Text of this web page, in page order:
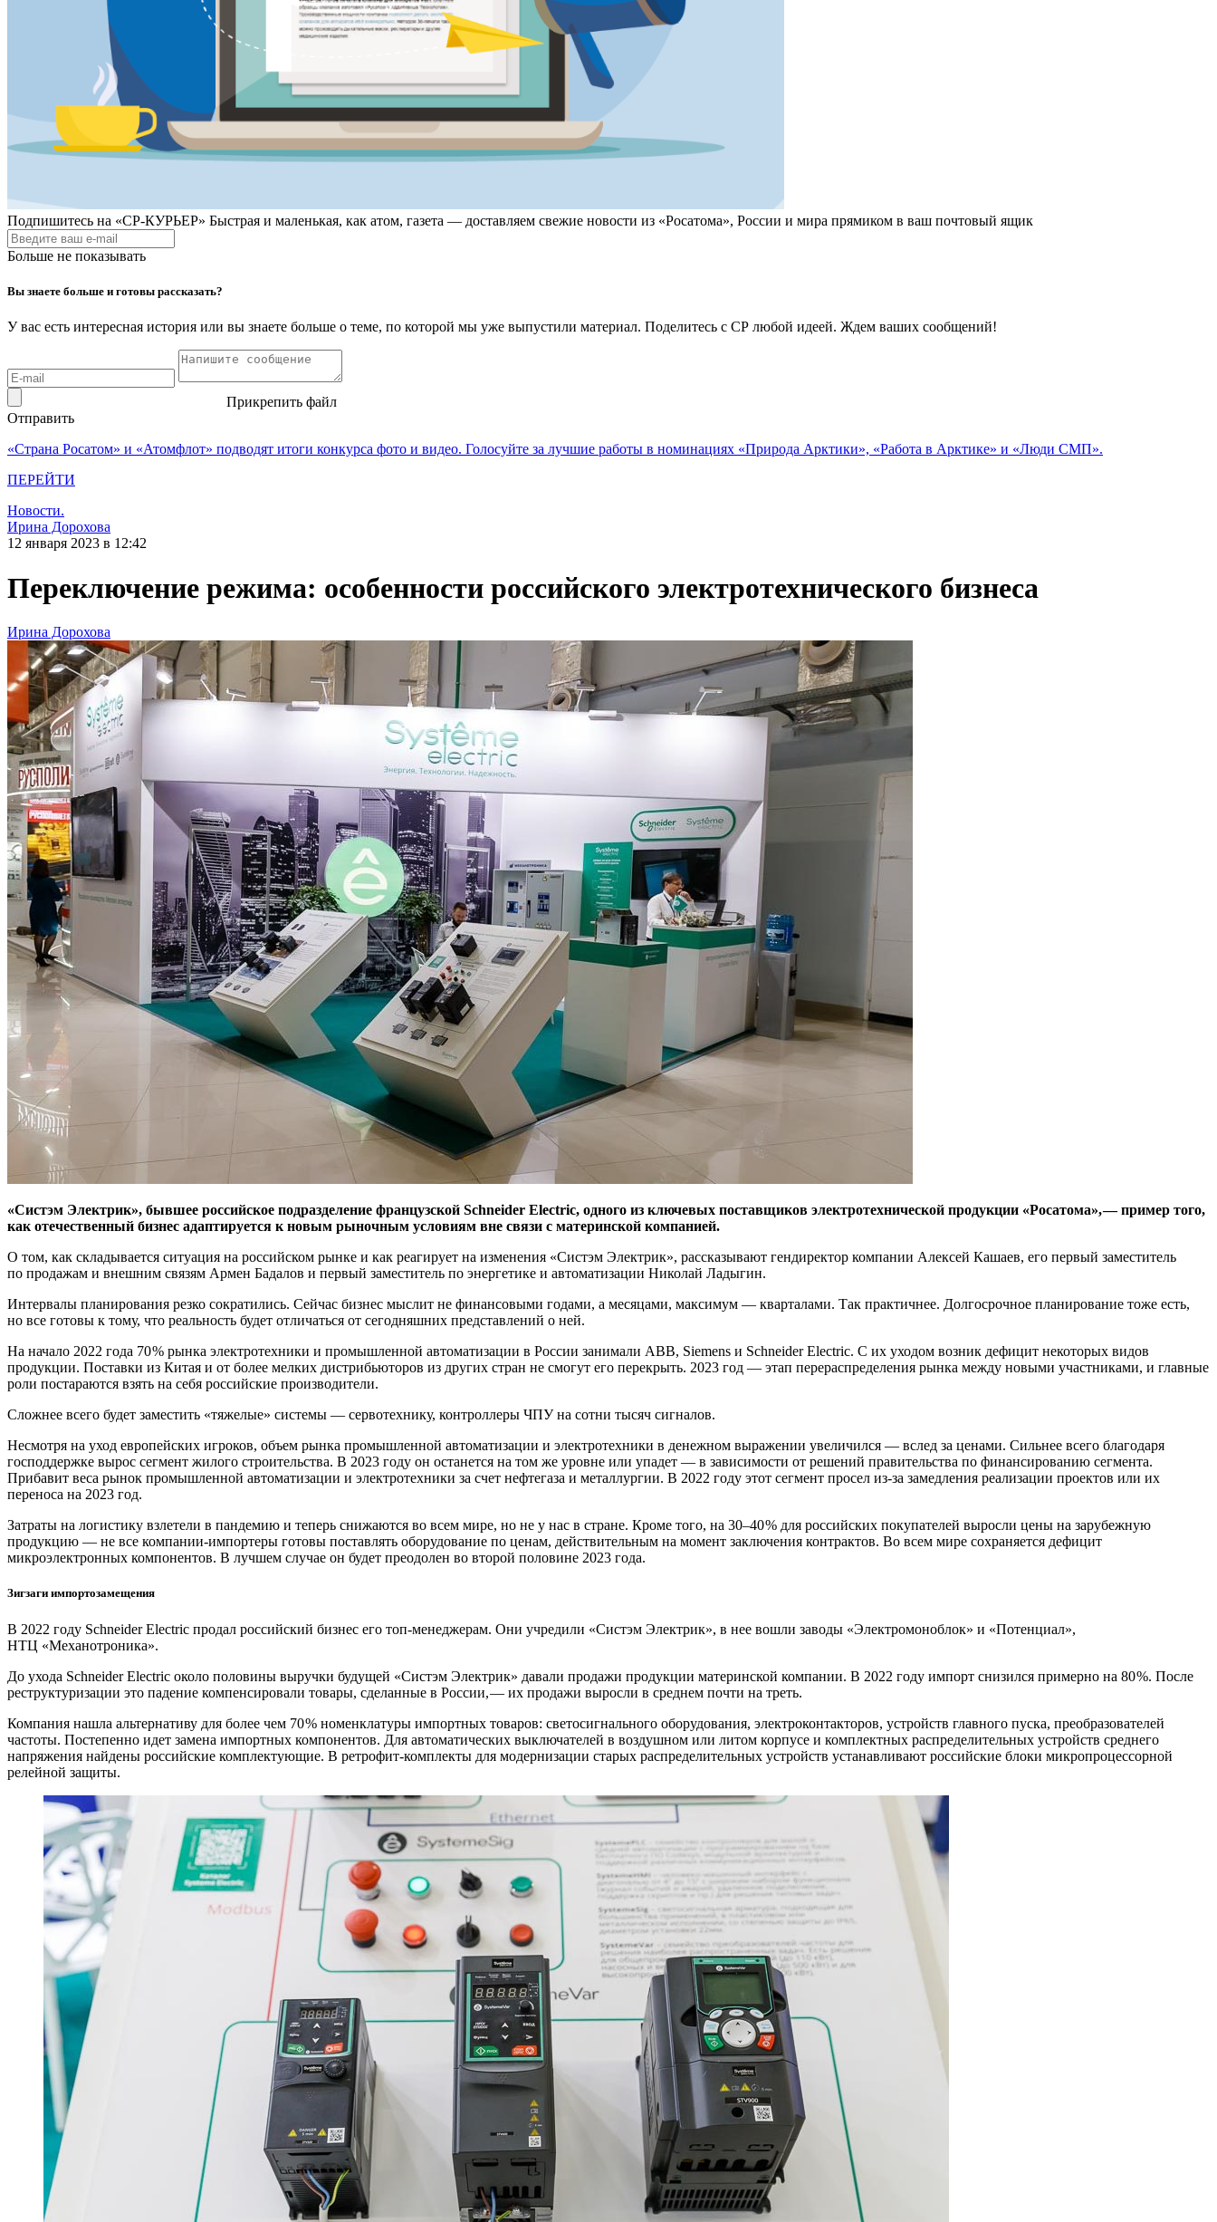
Подпишитесь на «СР-КУРЬЕР» Быстрая и маленькая, как атом, газета — доставляем свежие новости из «Росатома», России и мира прямиком в ваш почтовый ящик
Больше не показывать
Вы знаете больше и готовы рассказать?
У вас есть интересная история или вы знаете больше о теме, по которой мы уже выпустили материал. Поделитесь с СР любой идеей. Ждем ваших сообщений!
Прикрепить файл
Отправить
«Страна Росатом» и «Атомфлот» подводят итоги конкурса фото и видео. Голосуйте за лучшие работы в номинациях «Природа Арктики», «Работа в Арктике» и «Люди СМП».
ПЕРЕЙТИ
Новости.
Ирина Дорохова
12 января 2023 в 12:42
Переключение режима: особенности российского электротехнического бизнеса
Ирина Дорохова
«Систэм Электрик», бывшее российское подразделение французской Schneider Electric, одного из ключевых поставщиков электротехнической продукции «Росатома», — ​пример того,
как отечественный бизнес адаптируется к новым рыночным условиям вне связи с материнской компанией.
О том, как складывается ситуация на российском рынке и как реагирует на изменения «Систэм Электрик», рассказывают гендиректор компании Алексей Кашаев, его первый заместитель
по продажам и внешним связям Армен Бадалов и первый заместитель по энергетике и автоматизации Николай Ладыгин.
Интервалы планирования резко сократились. Сейчас бизнес мыслит не финансовыми годами, а месяцами, максимум — ​кварталами. Так практичнее. Долгосрочное планирование тоже есть,
но все готовы к тому, что реальность будет отличаться от сегодняшних представлений о ней.
На начало 2022 года 70 % рынка электротехники и промышленной автоматизации в России занимали ABB, Siemens и Schneider Electric. С их уходом возник дефицит некоторых видов
продукции. Поставки из Китая и от более мелких дистрибьюторов из других стран не смогут его перекрыть. 2023 год — ​этап перераспределения рынка между новыми участниками, и главные
роли постараются взять на себя российские производители.
Сложнее всего будет заместить «тяжелые» системы — ​сервотехнику, контроллеры ЧПУ на сотни тысяч сигналов.
Несмотря на уход европейских игроков, объем рынка промышленной автоматизации и электротехники в денежном выражении увеличился — ​вслед за ценами. Сильнее всего благодаря
господдержке вырос сегмент жилого строительства. В 2023 году он останется на том же уровне или упадет — ​в зависимости от решений правительства по финансированию сегмента.
Прибавит веса рынок промышленной автоматизации и электротехники за счет нефтегаза и металлургии. В 2022 году этот сегмент просел из-за замедления реализации проектов или их
переноса на 2023 год.
Затраты на логистику взлетели в пандемию и теперь снижаются во всем мире, но не у нас в стране. Кроме того, на 30–40 % для российских покупателей выросли цены на зарубежную
продукцию — ​не все компании-­импортеры готовы поставлять оборудование по ценам, действительным на момент заключения контрактов. Во всем мире сохраняется дефицит
микроэлектронных компонентов. В лучшем случае он будет преодолен во второй половине 2023 года.
Зигзаги импортозамещения
В 2022 году Schneider Electric продал российский бизнес его топ-менеджерам. Они учредили «Систэм Электрик», в нее вошли заводы «Электромоноблок» и «Потенциал»,
НТЦ «Механотроника».
До ухода Schneider Electric около половины выручки будущей «Систэм Электрик» давали продажи продукции материнской компании. В 2022 году импорт снизился примерно на 80 %. После
реструктуризации это падение компенсировали товары, сделанные в России, — ​их продажи выросли в среднем почти на треть.
Компания нашла альтернативу для более чем 70 % номенклатуры импортных товаров: светосигнального оборудования, электроконтакторов, устройств главного пуска, преобразователей
частоты. Постепенно идет замена импортных компонентов. Для автоматических выключателей в воздушном или литом корпусе и комплектных распределительных устройств среднего
напряжения найдены российские комплектующие. В ретрофит-­комплекты для модернизации старых распределительных устройств устанавливают российские блоки микропроцессорной
релейной защиты.